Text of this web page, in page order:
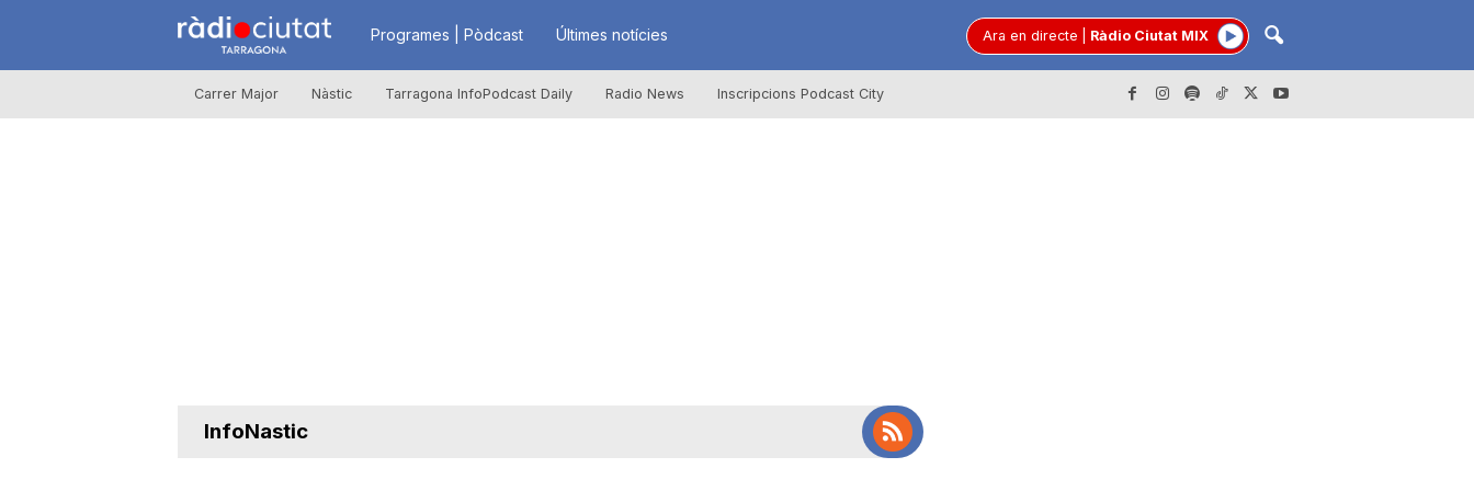
R
à
Programes | Pòdcast Últimes notícies Ara en directe Ràdio Ciutat MIX
Carrer Major Nàstic Tarragona InfoPodcast Daily Radio News Inscripcions Podcast City
InfoNastic